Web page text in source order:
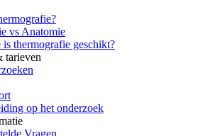
vs Anatomie
thermografie geschikt?
tarieven
op het onderzoek
Vragen